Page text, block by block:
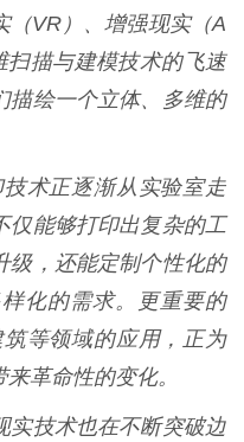
（VR）、增强现实（A
描与建模技术的飞速
描绘一个立体、多维的
术正逐渐从实验室走
仅能够打印出复杂的工
级，还能定制个性化的
化的需求。更重要的
等领域的应用，正为
革命性的变化。
实技术也在不断突破边